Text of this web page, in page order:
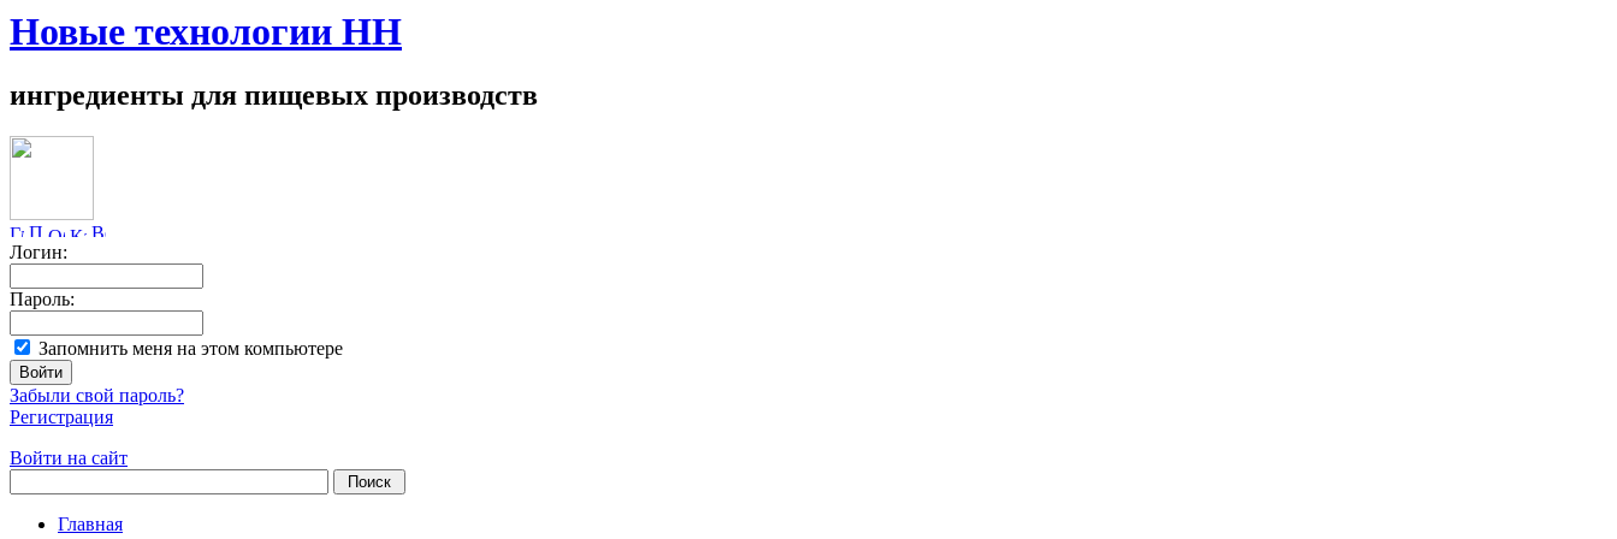
Новые технологии НН
ингредиенты для пищевых производств
Логин:
Пароль:
Запомнить меня на этом компьютере
Забыли свой пароль?
Регистрация
Войти на сайт
Главная